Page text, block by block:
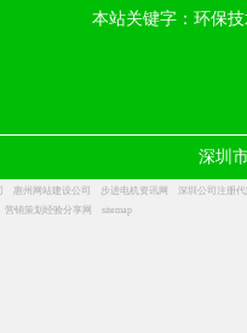
本站关键字：环保
深圳
惠州网站建设公司 步进电机资讯网
深圳公司注册
营销策划经验分享网 sitemap